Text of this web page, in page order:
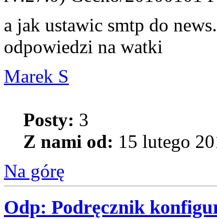
a jak ustawic smtp do
odpowiedzi na watki
Marek S
Posty: 3
Z nami od: 15 lutego
Na górę
Odp: Podręcznik